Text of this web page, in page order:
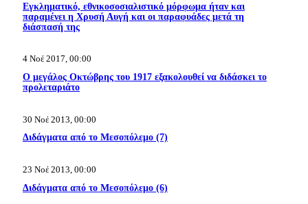
Εγκληματικό, εθνικοσοσιαλιστικό μόρφωμα ήταν και
παραμένει η Χρυσή Αυγή και οι παραφυάδες μετά τη
διάσπασή της
4 Νοέ 2017, 00:00
Ο μεγάλος Οκτώβρης του 1917 εξακολουθεί να διδάσκει το
προλεταριάτο
30 Νοέ 2013, 00:00
Διδάγματα από το Μεσοπόλεμο (7)
23 Νοέ 2013, 00:00
Διδάγματα από το Μεσοπόλεμο (6)